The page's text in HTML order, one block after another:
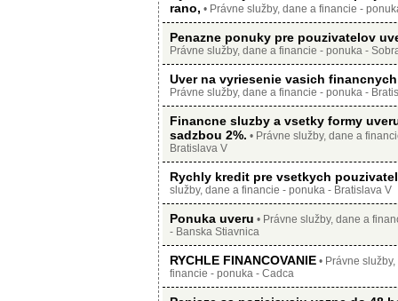
rano, • Právne služby, dane a financie -
Penazne ponuky pre pouzivatelov
Právne služby, dane a financie - ponuka -
Uver na vyriesenie vasich
Právne služby, dane a financie - ponuka -
Financne sluzby a vsetky formy
sadzbou 2%. • Právne služby, dane a
Bratislava V
Rychly kredit pre vsetkych
služby, dane a financie - ponuka - Bratislava V
Ponuka uveru • Právne služby, dane a
- Banska Stiavnica
RYCHLE FINANCOVANIE• Právne služby,
financie - ponuka - Cadca